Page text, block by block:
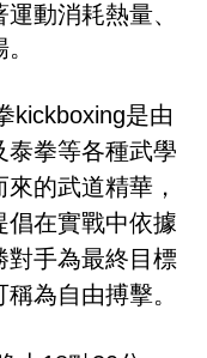
動消耗熱量、
kickboxing是由
泰拳等各種武學
的武道精華，
倡在實戰中依據
對手為最終目標
為自由搏擊。